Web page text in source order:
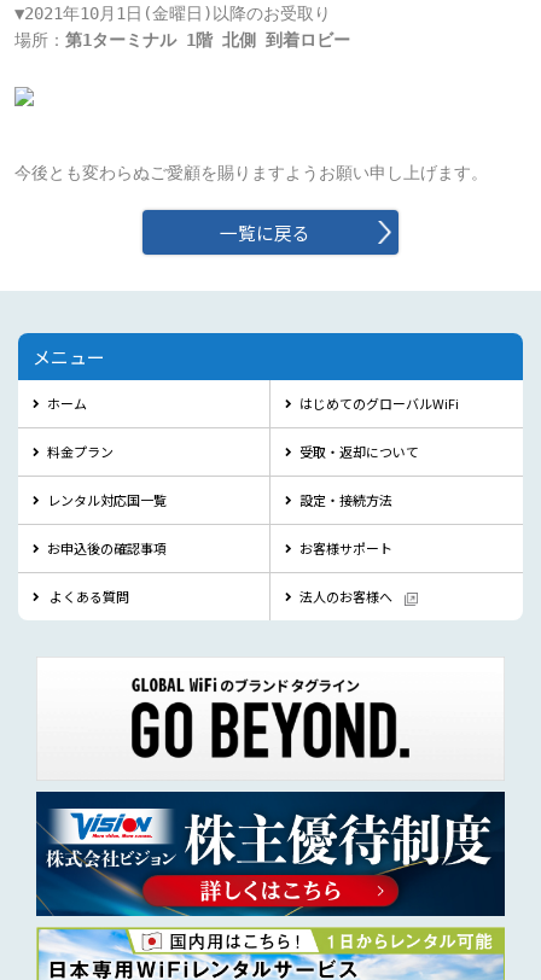
▼2021年10月1日(金曜日)以降のお受取り
場所： 第1ターミナル 1階 北側 到着ロビー
今後とも変わらぬご愛顧を賜りますようお願い申し上げます。
一覧に戻る
メニュー
ホーム はじめてのグローバルWiFi
料金プラン 受取・返却について
レンタル対応国一覧 設定・接続方法
お申込後の確認事項 お客様サポート
よくある質問 法人のお客様へ